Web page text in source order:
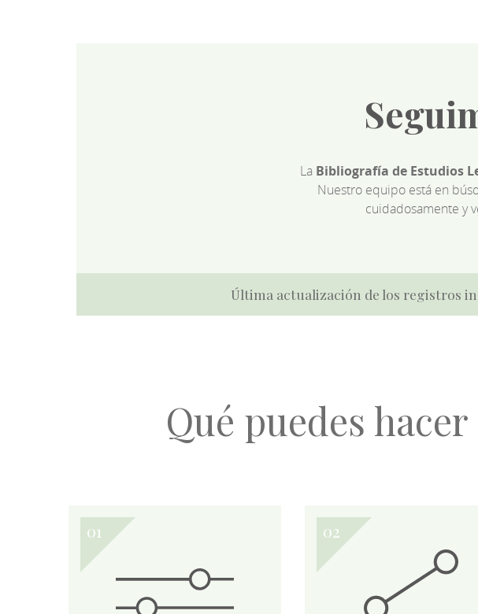
La Bibliografía de Estudios
Nuestro equipo está en
cuidadosamente y
Última actualización de los registros
Qué puedes hacer